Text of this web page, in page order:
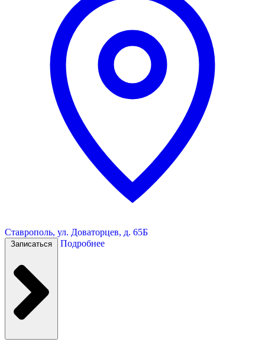
Ставрополь, ул. Доваторцев, д. 65Б
Записаться Подробнее